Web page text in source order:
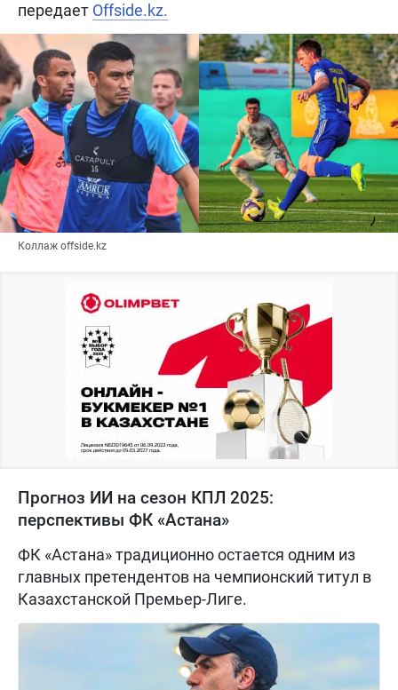
передает Offside.kz.
Коллаж offside.kz
Прогноз ИИ на сезон КПЛ 2025:
перспективы ФК «Астана»
ФК «Астана» традиционно остается одним из
главных претендентов на чемпионский титул в
Казахстанской Премьер-Лиге.